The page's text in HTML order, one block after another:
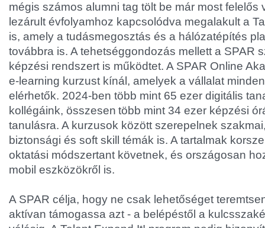
mégis számos alumni tag tölt be már most felelős
lezárult évfolyamhoz kapcsolódva megalakult a
is, amely a tudásmegosztás és a hálózatépítés
továbbra is. A tehetséggondozás mellett a SPAR
képzési rendszert is működtet. A SPAR Online
e-learning kurzust kínál, amelyek a vállalat
elérhetők. 2024-ben több mint 65 ezer digitális
kollégáink, összesen több mint 34 ezer képzési
tanulásra. A kurzusok között szerepelnek
biztonsági és soft skill témák is. A tartalmak
oktatási módszertant követnek, és országosan
mobil eszközökről is.
A SPAR célja, hogy ne csak lehetőséget
aktívan támogassa azt - a belépéstől a